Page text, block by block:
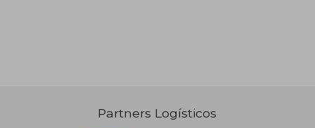
Partners Logísticos